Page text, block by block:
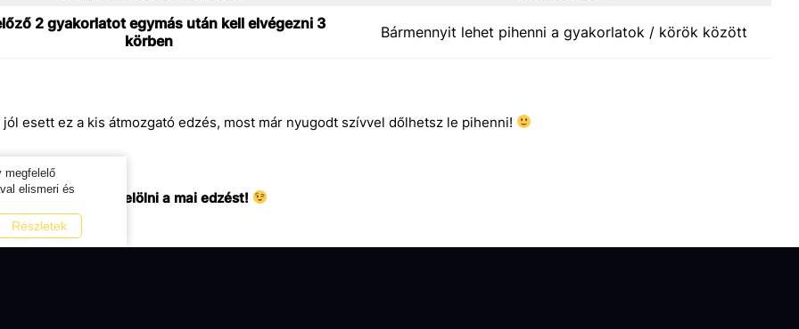
2 gyakorlatot egymás után kell elvégezni 3
körben
Bármennyit lehet pihenni a gyakorlatok / körök között
jól esett ez a kis átmozgató edzés, most már nyugodt szívvel dőlhetsz le pihenni!
el teljesítettnek jelölni a mai edzést!
megfelelő
elismeri és
Részletek